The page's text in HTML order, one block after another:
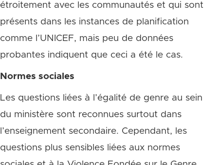
étroitement avec les communautés et qui sont
présents dans les instances de planification
comme l’UNICEF, mais peu de données
probantes indiquent que ceci a été le cas.
Normes sociales
Les questions liées à l’égalité de genre au sein
du ministère sont reconnues surtout dans
l’enseignement secondaire. Cependant, les
questions plus sensibles liées aux normes